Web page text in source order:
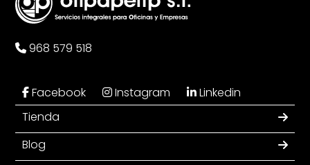
968 579 518
Facebook Instagram
Linkedin
Tienda
Blog